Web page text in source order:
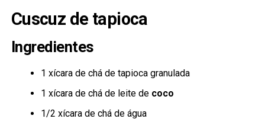
Cuscuz de tapioca
Ingredientes
1 xícara de chá de tapioca granulada
1 xícara de chá de leite de coco
1/2 xícara de chá de água